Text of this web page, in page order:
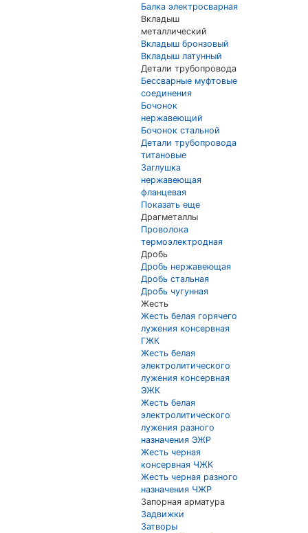
Балка электросварная
Вкладыш
металлический
Вкладыш бронзовый
Вкладыш латунный
Детали трубопровода
Бессварные муфтовые
соединения
Бочонок
нержавеющий
Бочонок стальной
Детали трубопровода
титановые
Заглушка
нержавеющая
фланцевая
Показать еще
Драгметаллы
Проволока
термоэлектродная
Дробь
Дробь нержавеющая
Дробь стальная
Дробь чугунная
Жесть
Жесть белая горячего
лужения консервная
ГЖК
Жесть белая
электролитического
лужения консервная
ЭЖК
Жесть белая
электролитического
лужения разного
назначения ЭЖР
Жесть черная
консервная ЧЖК
Жесть черная разного
назначения ЧЖР
Запорная арматура
Задвижки
Затворы